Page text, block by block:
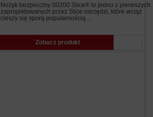
Nożyk bezpieczny 00200 Slice® to jedno z pierwszych
zaprojektowanych przez Slice narzędzi, które wciąż
cieszy się sporą popularnością…
Zobacz produkt